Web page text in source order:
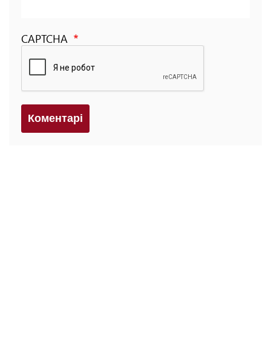
CAPTCHA
Коментарi